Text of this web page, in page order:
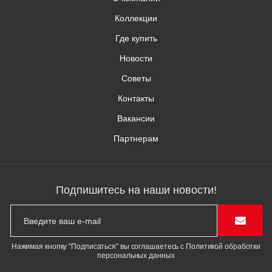
Коллекции
Где купить
Новости
Советы
Контакты
Вакансии
Партнерам
Подпишитесь на наши новости!
Нажимая кнопку "Подписаться" вы соглашаетесь с Политикой обработки
персональных данных